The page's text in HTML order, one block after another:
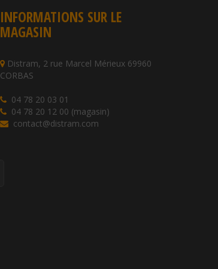
INFORMATIONS SUR LE
MAGASIN
Distram, 2 rue Marcel Mérieux 69960
CORBAS
04 78 20 03 01
04 78 20 12 00 (magasin)
contact@distram.com